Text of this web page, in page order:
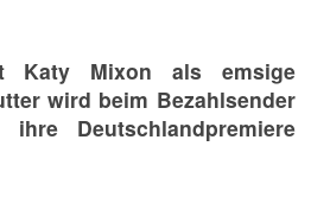
Katy Mixon als emsige
wird beim Bezahlsender
Deutschlandpremiere